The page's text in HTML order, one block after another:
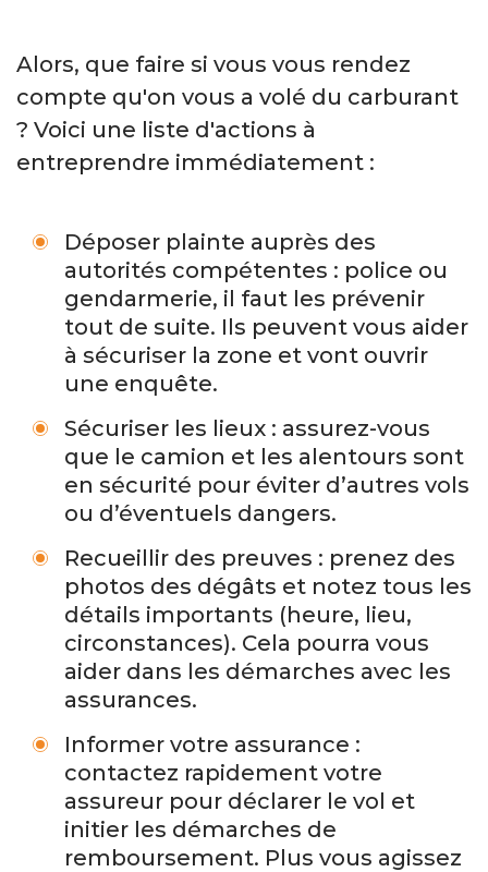
Alors, que faire si vous vous rendez
compte qu'on vous a volé du carburant
? Voici une liste d'actions à
entreprendre immédiatement :
Déposer plainte auprès des
autorités compétentes : police ou
gendarmerie, il faut les prévenir
tout de suite. Ils peuvent vous aider
à sécuriser la zone et vont ouvrir
une enquête.
Sécuriser les lieux : assurez-vous
que le camion et les alentours sont
en sécurité pour éviter d’autres vols
ou d’éventuels dangers.
Recueillir des preuves : prenez des
photos des dégâts et notez tous les
détails importants (heure, lieu,
circonstances). Cela pourra vous
aider dans les démarches avec les
assurances.
Informer votre assurance :
contactez rapidement votre
assureur pour déclarer le vol et
initier les démarches de
remboursement. Plus vous agissez